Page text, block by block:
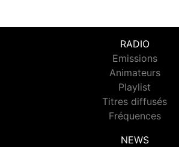
RADIO
Emissions
Animateurs
Playlist
Titres diffusés
Fréquences
NEWS